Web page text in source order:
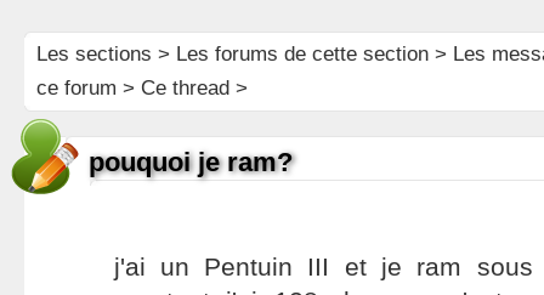
Les sections > Les forums de cette section> Les
ce forum > Ce thread >
pouquoi je ram?
j'ai un Pentuin III et je ram sous